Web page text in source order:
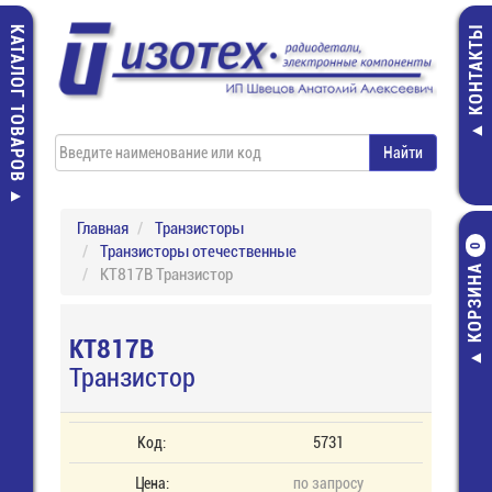
КАТАЛОГ ТОВАРОВ КОНТАКТЫ
КОРЗИНА
0
Главная
Транзисторы
Транзисторы отечественные
КТ817В Транзистор
КТ817В
Транзистор
Код: 5731
Цена: по запросу